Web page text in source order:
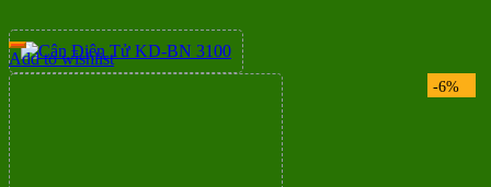
-6%
Add to wishlist